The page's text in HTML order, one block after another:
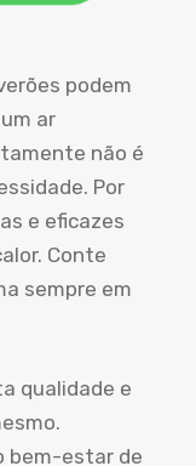
podem
ar
não é
Por
e eficazes
Conte
sempre em
qualidade e
bem-estar de